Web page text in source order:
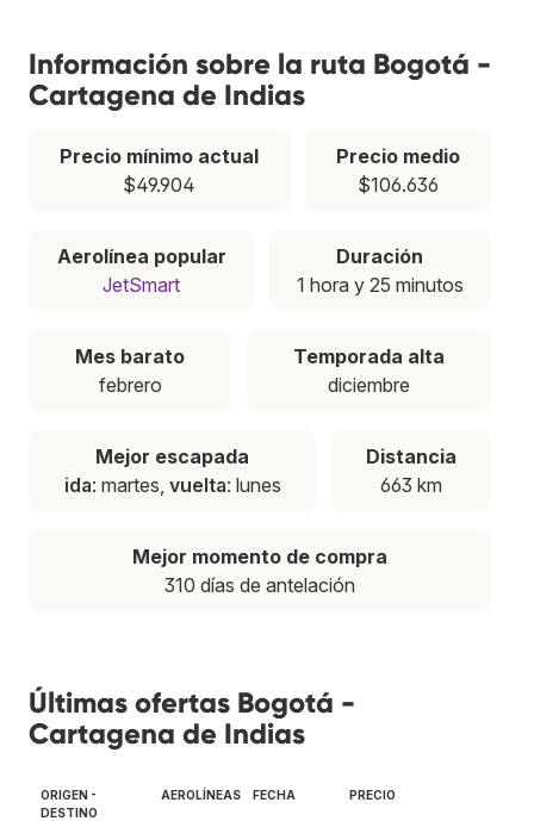
Información sobre la ruta Bogotá -
Cartagena de Indias
Precio mínimo actual
$49.904
Precio medio
$106.636
Aerolínea popular
JetSmart
Duración
1 hora y 25 minutos
Mes barato
febrero
Temporada alta
diciembre
Mejor escapada
ida: martes, vuelta: lunes
Distancia
663 km
Mejor momento de compra
310 días de antelación
Últimas ofertas Bogotá -
Cartagena de Indias
ORIGEN -
DESTINO
AEROLÍNEAS FECHA PRECIO